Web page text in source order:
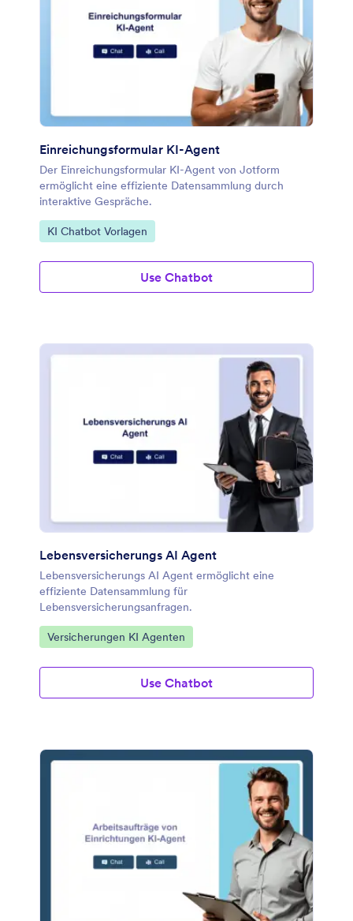
Einreichungsformular KI-Agent
Der Einreichungsformular KI-Agent von Jotform
ermöglicht eine effiziente Datensammlung durch
interaktive Gespräche.
Zur Kategorie:
KI Chatbot Vorlagen
Use Chatbot
Lebensversicherungs AI Agent
Lebensversicherungs AI Agent ermöglicht eine
effiziente Datensammlung für
Lebensversicherungsanfragen.
Zur Kategorie:
Versicherungen KI Agenten
Use Chatbot